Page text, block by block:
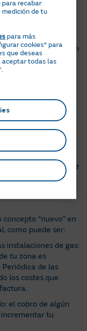
en tu factura
y de luz
tiempo la facturación
Recibirás la
cual sea el
se añaden la
si tienes únicamente
a la factura del
“nuevo” en
como puede ser:
instalaciones de gas:
tu zona es
Periódica de las
los costes que
el cobro de algún
tu
para recabar
de tu
para más
cookies" para
que deseas
aceptar todas las